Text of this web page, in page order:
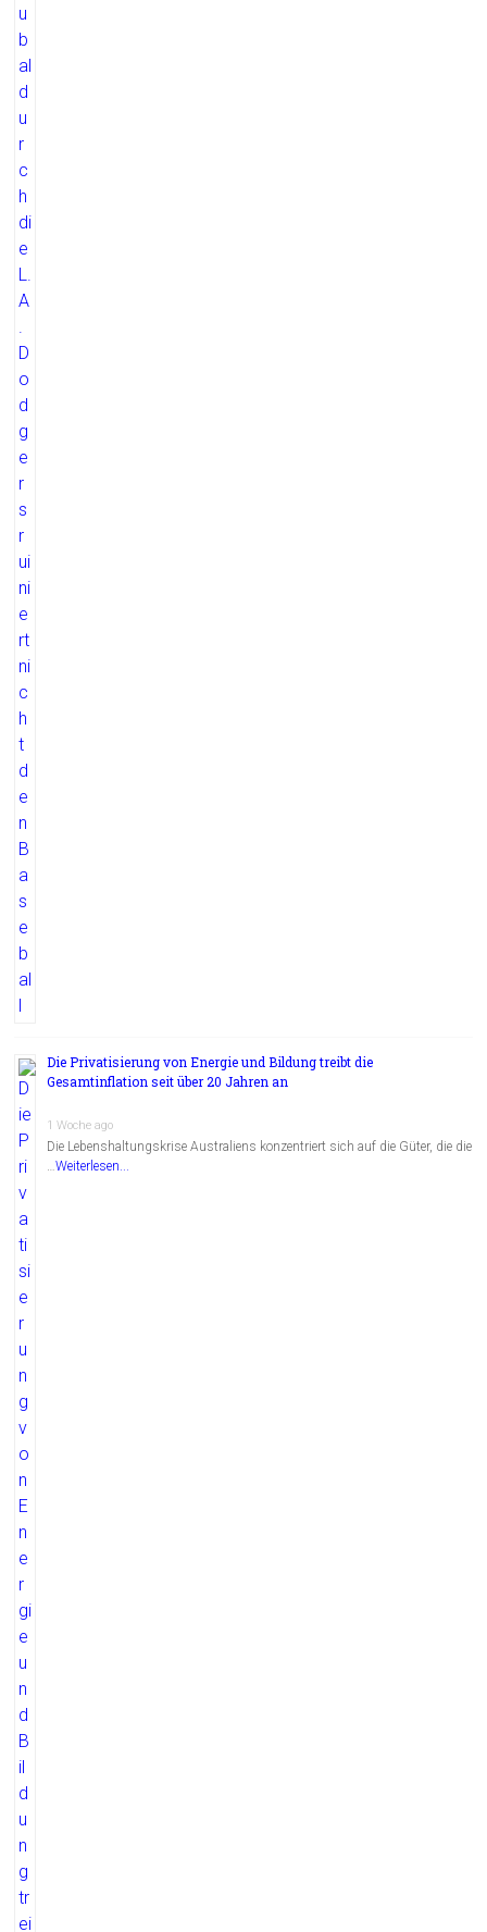
Die Privatisierung von Energie und Bildung treibt die
Gesamtinflation seit über 20 Jahren an
1 Woche ago
Die Lebenshaltungskrise Australiens konzentriert sich auf die Güter, die die
…Weiterlesen...